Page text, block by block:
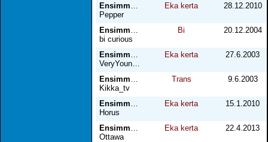
Pepper
Eka kerta 28.12.2010
bi curious
Bi 20.12.2004
VeryYoungButGay
Eka kerta 27.6.2003
Kikka_tv
Trans 9.6.2003
Horus
Eka kerta 15.1.2010
Ottawa
Eka kerta 22.4.2013